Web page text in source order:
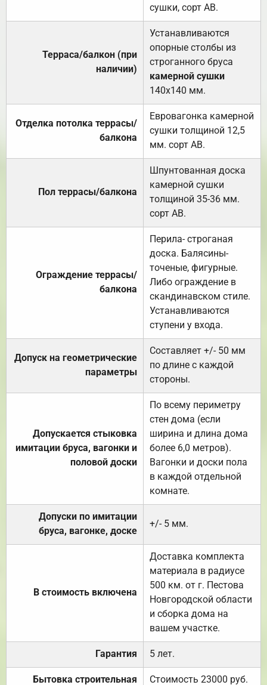
сушки, сорт АВ.
Терраса/балкон (при
наличии)
Устанавливаются
опорные столбы из
строганного бруса
камерной сушки
140х140 мм.
Отделка потолка террасы/
балкона
Евровагонка камерной
сушки толщиной 12,5
мм. сорт АВ.
Пол террасы/балкона
Шпунтованная доска
камерной сушки
толщиной 35-36 мм.
сорт АВ.
Ограждение террасы/
балкона
Перила- строганая
доска. Балясины-
точеные, фигурные.
Либо ограждение в
скандинавском стиле.
Устанавливаются
ступени у входа.
Допуск на геометрические
параметры
Составляет +/- 50 мм
по длине с каждой
стороны.
Допускается стыковка
имитации бруса, вагонки и
половой доски
По всему периметру
стен дома (если
ширина и длина дома
более 6,0 метров).
Вагонки и доски пола
в каждой отдельной
комнате.
Допуски по имитации
бруса, вагонке, доске
+/- 5 мм.
В стоимость включена
Доставка комплекта
материала в радиусе
500 км. от г. Пестова
Новгородской области
и сборка дома на
вашем участке.
Гарантия 5 лет.
Бытовка строительная Стоимость 23000 руб.